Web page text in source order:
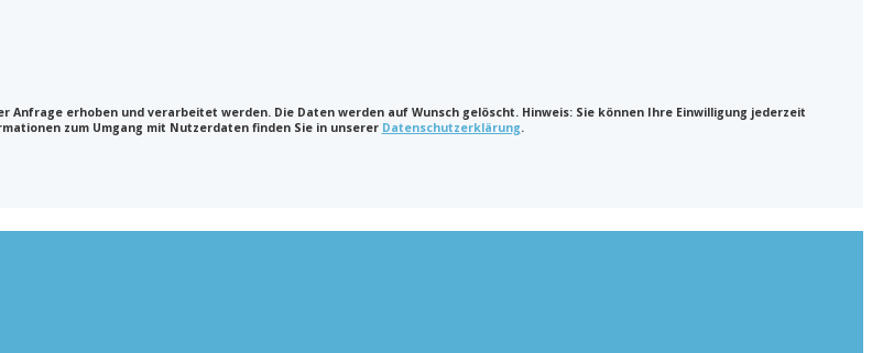
erhoben und verarbeitet werden. Die Daten werden auf Wunsch gelöscht. Hinweis: Sie können Ihre Einwilligung jederzeit
zum Umgang mit Nutzerdaten finden Sie in unserer Datenschutzerklärung.